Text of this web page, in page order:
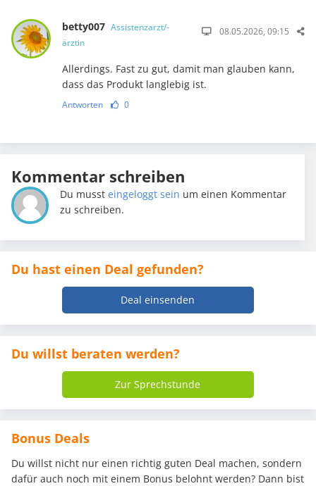
betty007 Assistenzarzt/-
ärztin
08.05.2026, 09:15
Allerdings. Fast zu gut, damit man glauben kann,
dass das Produkt langlebig ist.
Antworten 0
Kommentar schreiben
Du mussteingeloggt sein um einen Kommentar
zu schreiben.
Du hast einen Deal gefunden?
Deal einsenden
Du willst beraten werden?
Zur Sprechstunde
Bonus Deals
Du willst nicht nur einen richtig guten Deal machen, sondern
dafür auch noch mit einem Bonus belohnt werden? Dann bist